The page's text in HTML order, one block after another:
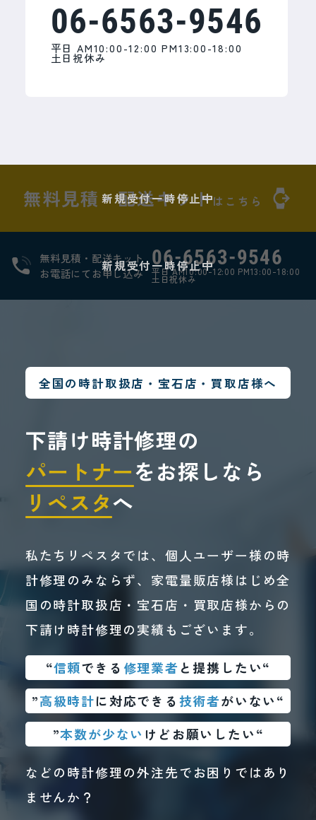
06-6563-9546
平日 AM10:00-12:00 PM13:00-18:00
土日祝休み
無料見積・配送キットはこちら
新規受付一時停止中
無料見積・配送キット
お電話にてお申し込み
06-6563-9546
平日 AM10:00-12:00 PM13:00-18:00
土日祝休み
新規受付一時停止中
全国の時計取扱店・宝石店・買取店様へ
下請け時計修理の
パートナーをお探しなら
リペスタへ
私たちリペスタでは、個人ユーザー様の時
計修理のみならず、家電量販店様はじめ全
国の時計取扱店・宝石店・買取店様からの
下請け時計修理の実績もございます。
“信頼できる 修理業者と提携したい“
”高級時計に対応できる技術者がいない“
”本数が少ない けどお願いしたい“
などの時計修理の外注先でお困りではあり
ませんか？